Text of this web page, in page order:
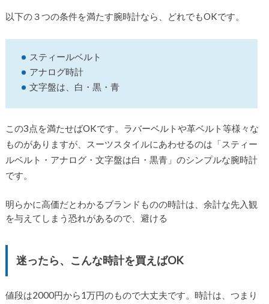
以下の３つの条件を満たす腕時計なら、どれでもOKです。
スティールベルト
アナログ時計
文字盤は、白・黒・青
この3点を満たせばOKです。ラバーベルトや革ベルト等様々な
ものがありますが、スーツスタイルにあわせるのは「スティー
ルベルト・アナログ・文字盤は白・黒青」のシンプルな腕時計
です。
明らかに高価だとわかるブランドものの時計は、余計な先入観
を与えてしまう恐れがあるので、避ける
迷ったら、こんな時計を買えばOK
値段は2000円から1万円のもので大丈夫です。時計は、つまり